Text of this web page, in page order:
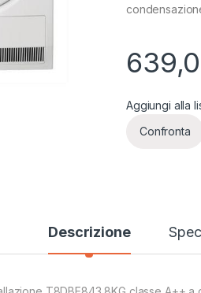
Aggiungi alla
Confronta
Descrizione